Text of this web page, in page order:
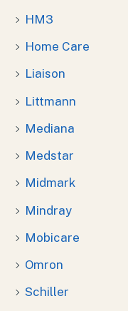
HM3
Home Care
Liaison
Littmann
Mediana
Medstar
Midmark
Mindray
Mobicare
Omron
Schiller